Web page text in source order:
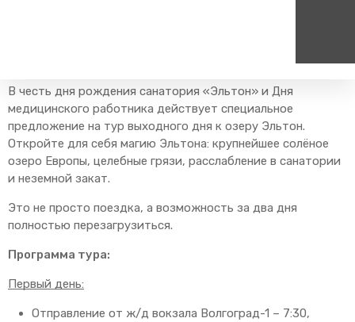
Пассажирам
Справочник
Режим работы билетных
касс
Тарифы и льготы
Способы оплаты проезда
Абонементные билеты
Схема обращения
Мобильное приложение
Правила проезда
Туризм
Самостоятельные
Групповые маршруты
Единый номер вызова экстренных служб
112
В честь дня рождения санатория «Эльтон» и Дня
медицинского работника действует специальное
предложение на тур выходного дня к озеру Эльтон.
Откройте для себя магию Эльтона: крупнейшее солёное
озеро Европы, целебные грязи, расслабление в санатории
и неземной закат.
Это не просто поездка, а возможность за два дня
полностью перезагрузиться.
Программа тура:
Первый день:
Отправление от ж/д вокзала Волгоград-1 – 7:30,